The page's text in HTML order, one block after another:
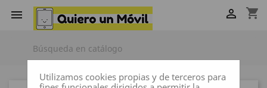
 shopping_cart

Utilizamos cookies propias y de terceros para